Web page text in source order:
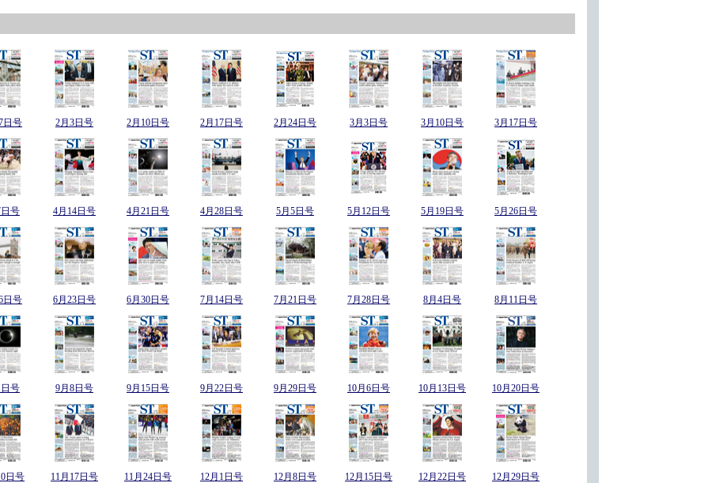
日号 2月3日号 2月10日号 2月17日号 2月24日号 3月3日号 3月10日号 3月17日号
号 4月14日号 4月21日号 4月28日号 5月5日号 5月12日号 5月19日号 5月26日号
日号 6月23日号 6月30日号 7月14日号 7月21日号 7月28日号 8月4日号 8月11日号
号 9月8日号 9月15日号 9月22日号 9月29日号 10月6日号 10月13日号 10月20日号
日号 11月17日号 11月24日号 12月1日号 12月8日号 12月15日号 12月22日号 12月29日号